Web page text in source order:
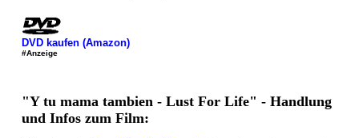
DVD kaufen (Amazon)
#Anzeige
"Y tu mama tambien - Lust For Life" - Handlung
und Infos zum Film: